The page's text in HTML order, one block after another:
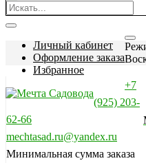
Личный кабинет
Оформление заказа
Избранное
+7
(925) 203-
62-66
mechtasad.ru@yandex.ru
Минимальная сумма заказа